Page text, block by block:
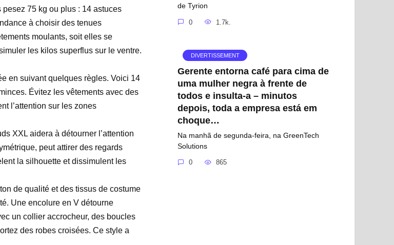
75 kg ou plus : 14 astuces
à choisir des tenues
moulants, soit elles se
les kilos superflus sur le ventre.
en suivant quelques règles. Voici 14
Évitez les vêtements avec des
l’attention sur les zones
XXL aidera à détourner l’attention
peut attirer des regards
la silhouette et dissimulent les
de qualité et des tissus de costume
Une encolure en V détourne
un collier accrocheur, des boucles
des robes croisées. Ce style a
de Tyrion
0 1.7k.
DIVERTISSEMENT
Gerente entorna café para cima de
uma mulher negra à frente de
todos e insulta-a – minutos
depois, toda a empresa está em
choque…
Na manhã de segunda-feira, na GreenTech
Solutions
0 865